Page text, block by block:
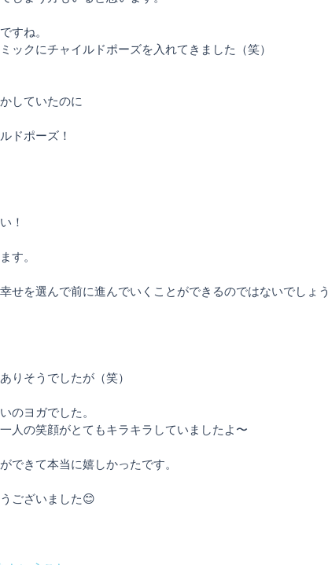
すね。
ックにチャイルドポーズを入れてきました（笑）
していたのに
ドポーズ！
！
す。
せを選んで前に進んでいくことができるのではないでしょう
りそうでしたが（笑）
のヨガでした。
人の笑顔がとてもキラキラしていましたよ〜
できて本当に嬉しかったです。
ございました😊